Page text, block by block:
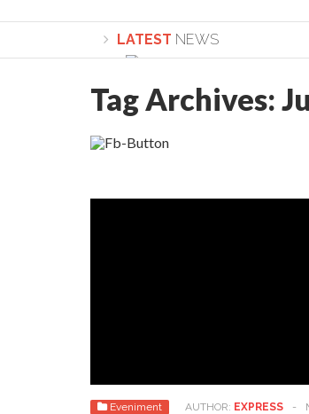
LATEST NEWS
Lepădarea de sine și
Academia Română: 5G
Tag Archives:
Eveniment AUTHOR: EXPRESS -